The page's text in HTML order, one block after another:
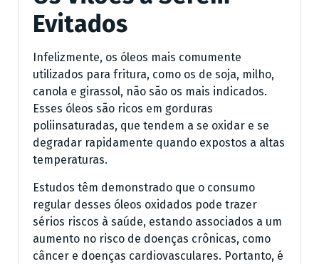
Evitados
Infelizmente, os óleos mais comumente
utilizados para fritura, como os de soja, milho,
canola e girassol, não são os mais indicados.
Esses óleos são ricos em gorduras
poliinsaturadas, que tendem a se oxidar e se
degradar rapidamente quando expostos a altas
temperaturas.
Estudos têm demonstrado que o consumo
regular desses óleos oxidados pode trazer
sérios riscos à saúde, estando associados a um
aumento no risco de doenças crônicas, como
câncer e doenças cardiovasculares. Portanto, é